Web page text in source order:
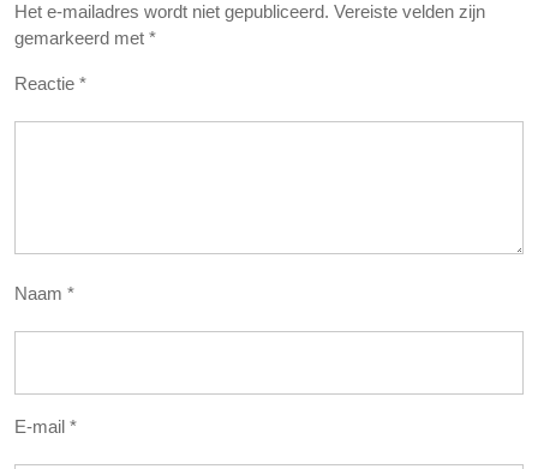
Het e-mailadres wordt niet gepubliceerd. Vereiste velden zijn
gemarkeerd met *
Reactie *
Naam *
E-mail *